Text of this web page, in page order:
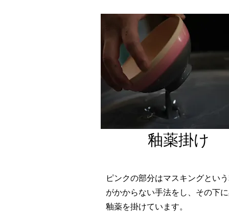
​釉薬掛け
ピンクの部分はマスキングとい
がかからない手法をし、その下
釉薬を掛けています。